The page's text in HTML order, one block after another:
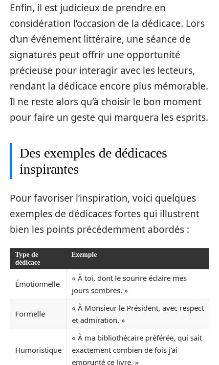
Enfin, il est judicieux de prendre en
considération l’occasion de la dédicace. Lors
d’un événement littéraire, une séance de
signatures peut offrir une opportunité
précieuse pour interagir avec les lecteurs,
rendant la dédicace encore plus mémorable.
Il ne reste alors qu’à choisir le bon moment
pour faire un geste qui marquera les esprits.
Des exemples de dédicaces
inspirantes
Pour favoriser l’inspiration, voici quelques
exemples de dédicaces fortes qui illustrent
bien les points précédemment abordés :
Type de
dédicace
Exemple
Émotionnelle
« À toi, dont le sourire éclaire mes
jours sombres. »
Formelle
« À Monsieur le Président, avec respect
et admiration. »
Humoristique
« À ma bibliothécaire préférée, qui sait
exactement combien de fois j’ai
emprunté ce livre. »